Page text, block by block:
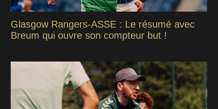
Glasgow Rangers-ASSE : Le résumé avec
Breum qui ouvre son compteur but !